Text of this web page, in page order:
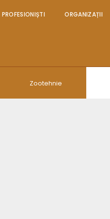
PROFESIONIȘTI ORGANIZAȚII
Zootehnie